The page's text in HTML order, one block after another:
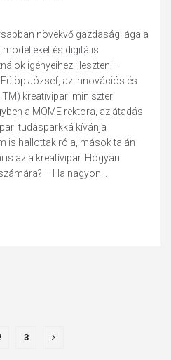
növekvő gazdasági ága a
modelleket és digitális
igényeihez illeszteni –
József, az Innová­ciós és
kreatívipari miniszteri
a MOME rektora, az átadás
tudásparkká kívánja
is hallottak róla, mások talán
az a kreatívipar. Hogyan
– Ha nagyon...
3